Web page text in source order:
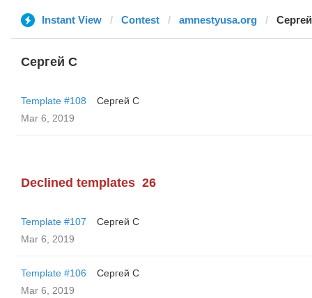
Instant View Contest amnestyusa.org
Сергей С
Template #108
Сергей С
Mar 6, 2019
Declined templates 26
Template #107
Сергей С
Mar 6, 2019
Template #106
Сергей С
Mar 6, 2019